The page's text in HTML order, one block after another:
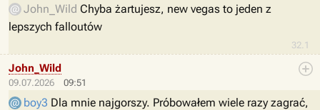
32.1
John_Wild Chyba żartujesz, new vegas to jeden z
lepszych falloutów
09.07.2026 09:51
John_Wild
boy3 Dla mnie najgorszy. Próbowałem wiele razy zagrać,